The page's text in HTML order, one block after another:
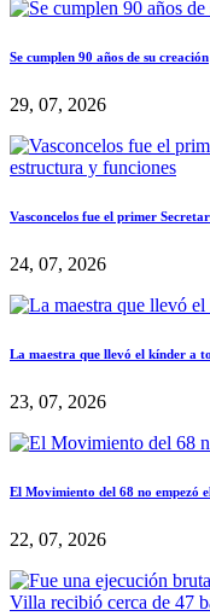
Se cumplen 90 años de su creación
29, 07, 2026
Vasconcelos fue el primer
24, 07, 2026
La maestra que llevó el kínder a
23, 07, 2026
El Movimiento del 68 no empezó
22, 07, 2026